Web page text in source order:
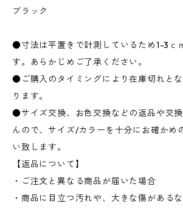
ブラック
●寸法は平置きで計測しているため1-3ｃ
す。あらかじめご了承ください。
●ご購入のタイミングにより在庫切れと
ります。
●サイズ交換、お色交換などの返品や交
んので、サイズ/カラーを十分にお確かめ
い致します。
【返品について】
・ご注文と異なる商品が届いた場合
・商品に目立つ汚れや、大きな傷がある